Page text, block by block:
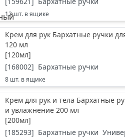
12шт. в ящике
Крем для рук Бархатные ручки
120 мл
[120мл]
[168002] Бархатные ручки
8 шт. в ящике
Крем для рук и тела Бархатные
и увлажнение 200 мл
[200мл]
[185293] Бархатные ручки